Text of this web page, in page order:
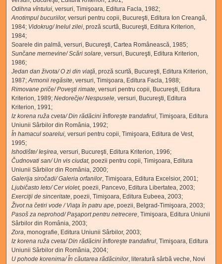
Odihna vîntului, versuri, Timişoara, Editura Facla, 1982;
Anotimpul bucuriilor, versuri pentru copii, Bucureşti, Editura Ion Creangă,
1984; Vidokrug/ Inelul zilei, proză scurtă, Bucureşti, Editura Kriterion,
1984;
Soarele din palmă, versuri, Bucureşti, Cartea Românească, 1985;
Sunčane mernevine/Scări solare, versuri, Bucureşti, Editura Kriterion,
1986;
Jedan dan života/O zi din viaţă, proză scurtă, Bucureşti, Editura Kriterion,
1987;Armonii regăsite, versuri, Timişoara, Editura Facla, 1988;
Rimovane priče/Poveşti rimate, versuri pentru copii, Bucureşti, Editura
Kriterion, 1989;Nedorečje/ Nespusele, versuri, Bucureşti, Editura
Kriterion, 1991;
Iz korena ruža cveta/Din rădăcini înfloreşte trandafirul, Timişoara, Editura
Uniunii Sârbilor din România, 1992;
În hamacul soarelui, versuri pentru copii, Timişoara, Editura de Vest,
1995;
Ishodište/Ieşirea, versuri, Bucureşti, Editura Kriterion, 1996;
Čudnovati san/ Un vis ciudat, poezii pentru copii, Timişoara, Editura
Uniunii Sârbilor din România, 2000;
Galerija siročadi/ Galeria orfanilor, Timişoara, Editura Excelsior, 2001;
Ljubičasto leto/ Cer violet, poezii, Pancevo, Editura Libertatea, 2003;
Exerciţii de sinceritate, poezii, Timişoara, Editura Eubeea, 2003;
Život na četiri vode / Viaţa în patru ape, poezii, Belgrad-Timişoara, 2003;
Pasoš za neprohod/ Paşaport pentru netrecere, Timişoara, Editura Uniunii
Sârbilor din România, 2003;
Zora, monografie, Editura Uniunii Sârbilor, 2003;
Iz korena ruža cveta/ Din rădăcini înfloreşte trandafirul, Timişoara, Editura
Uniunii Sârbilor din România, 2004;
U pohode korenima/ În căutarea rădăcinilor, literatură sârbă veche, Novi